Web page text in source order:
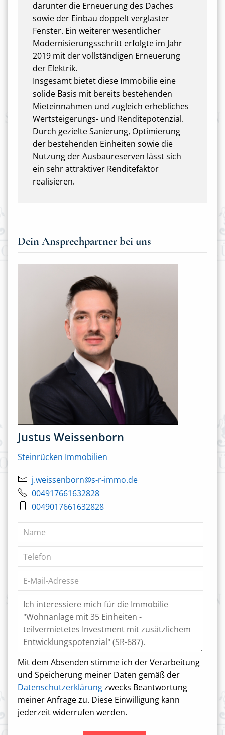
darunter die Erneuerung des Daches
sowie der Einbau doppelt verglaster
Fenster. Ein weiterer wesentlicher
Modernisierungsschritt erfolgte im Jahr
2019 mit der vollständigen Erneuerung
der Elektrik.
Insgesamt bietet diese Immobilie eine
solide Basis mit bereits bestehenden
Mieteinnahmen und zugleich erhebliches
Wertsteigerungs- und Renditepotenzial.
Durch gezielte Sanierung, Optimierung
der bestehenden Einheiten sowie die
Nutzung der Ausbaureserven lässt sich
ein sehr attraktiver Renditefaktor
realisieren.
Dein Ansprechpartner bei uns
Justus Weissenborn
Steinrücken Immobilien
j.weissenborn@s-r-immo.de
004917661632828
0049017661632828
Mit dem Absenden stimme ich der Verarbeitung
und Speicherung meiner Daten gemäß der
Datenschutzerklärungzwecks Beantwortung
meiner Anfrage zu. Diese Einwilligung kann
jederzeit widerrufen werden.